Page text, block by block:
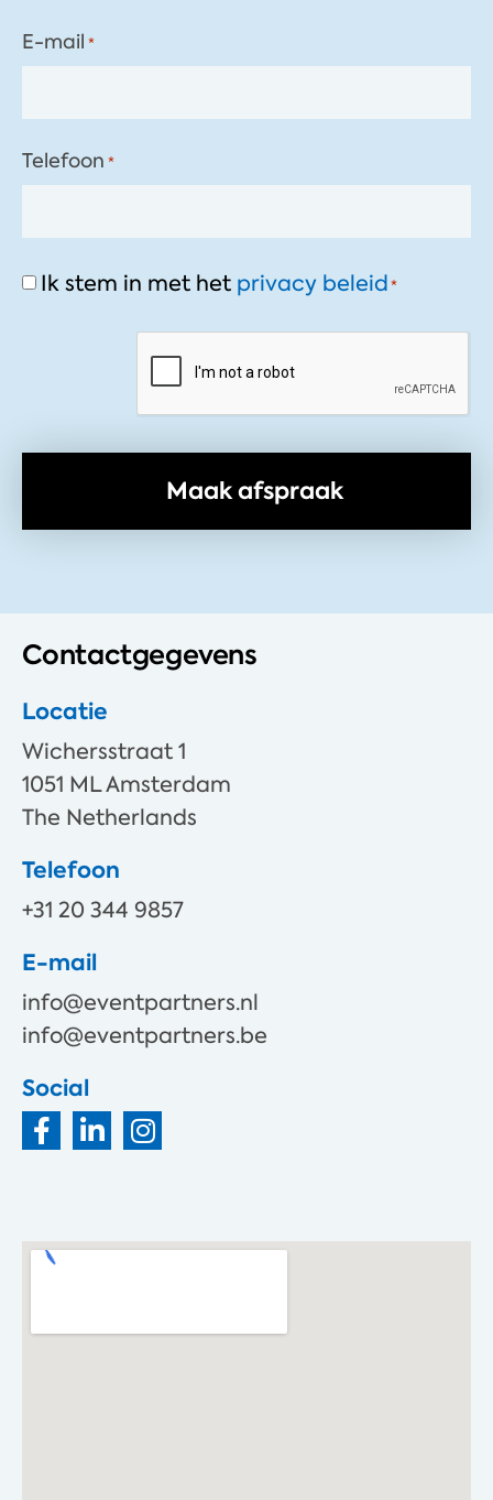
E-mail *
Telefoon *
Consent
Ik stem in met het privacy beleid*
Contactgegevens
Locatie
Wichersstraat 1
1051 ML Amsterdam
The Netherlands
Telefoon
+31 20 344 9857
E-mail
info@eventpartners.nl
info@eventpartners.be
Social